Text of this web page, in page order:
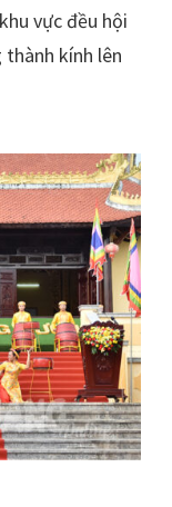
vực đều hội
kính lên